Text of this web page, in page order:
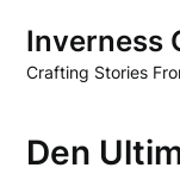
content
Inverness
Crafting Stories
Den